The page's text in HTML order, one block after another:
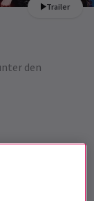
Trailer
den